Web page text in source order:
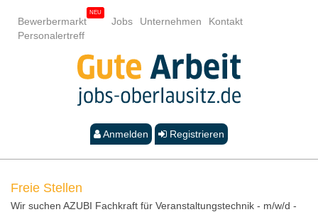
Bewerbermarkt Jobs Unternehmen
Kontakt
Personalertreff
Anmelden Registrieren
Freie Stellen
Wir suchen AZUBI Fachkraft für Veranstaltungstechnik - m/w/d -